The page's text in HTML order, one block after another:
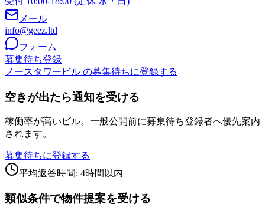
メール
info@geez.ltd
フォーム
募集待ち登録
ノースタワービル の募集待ちに登録する
空きが出たら通知を受ける
稼働率が高いビル。一般公開前に募集待ち登録者へ優先案内
されます。
募集待ちに登録する
平均返答時間: 4時間以内
類似条件で物件提案を受ける